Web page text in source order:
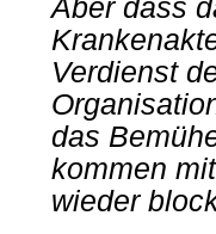
Aber dass
Verdienst
das
kommen
wieder